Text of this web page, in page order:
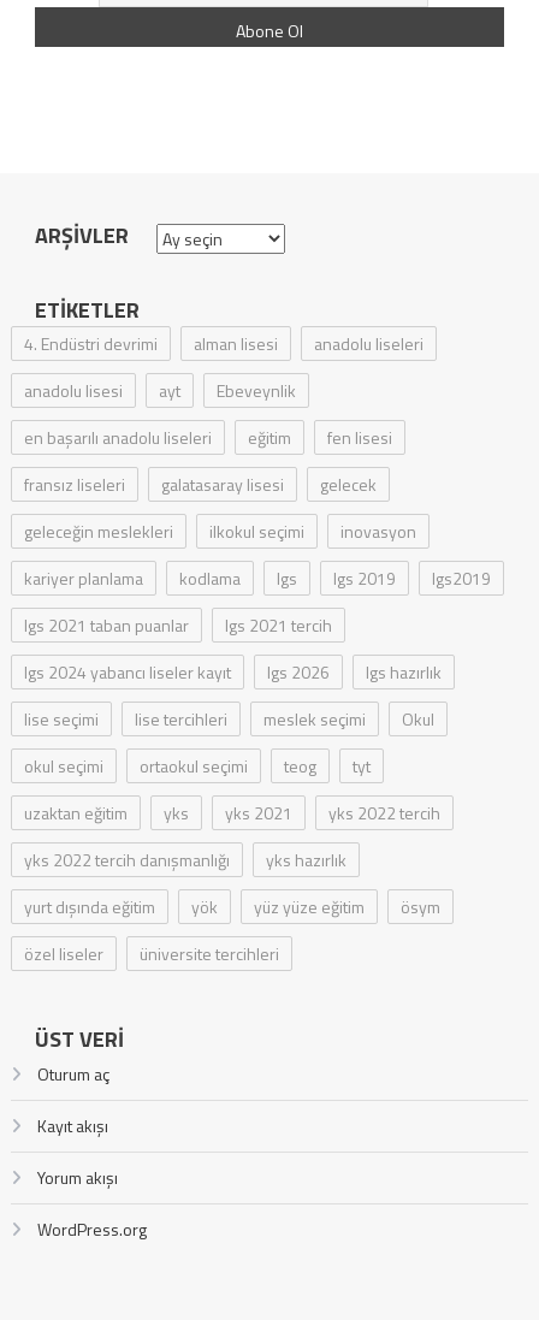
ARŞIVLER Arşivler
ETIKETLER
4. Endüstri devrimi alman lisesi
anadolu liseleri
anadolu lisesi
ayt
Ebeveynlik
en başarılı anadolu liseleri
eğitim
fen lisesi
fransız liseleri
galatasaray lisesi
gelecek
geleceğin meslekleri
ilkokul seçimi
inovasyon
kariyer planlama
kodlama lgs lgs 2019
lgs2019
lgs 2021 taban puanlar
lgs 2021 tercih
lgs 2024 yabancı liseler kayıt
lgs 2026
lgs hazırlık
lise seçimi
lise tercihleri meslek seçimi
Okul
okul seçimi
ortaokul seçimi teog
tyt
uzaktan eğitim
yks yks 2021
yks 2022 tercih
yks 2022 tercih danışmanlığı
yks hazırlık
yurt dışında eğitim
yök yüz yüze eğitim
ösym
özel liseler
üniversite tercihleri
ÜST VERI
Oturum aç
Kayıt akışı
Yorum akışı
WordPress.org